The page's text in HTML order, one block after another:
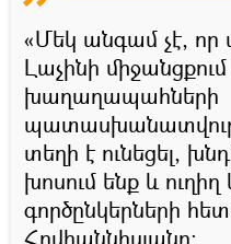
«Մեկ անգամ չէ, որ
Լաչինի
խաղաղապահների
տեղի է ունեցել,
խոսում ենք և
գործընկերների
Հովհաննիսյանը։